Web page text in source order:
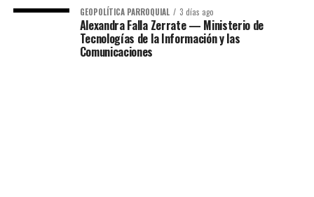
GEOPOLÍTICA PARROQUIAL 3 días ago
Alexandra Falla Zerrate — Ministerio de
Tecnologías de la Información y las
Comunicaciones